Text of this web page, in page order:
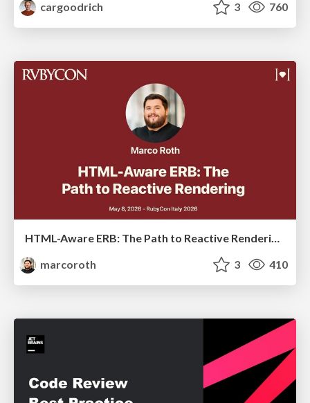
cargoodrich
3 760
HTML-Aware ERB: The Path to Reactive Rendering @ RubyCon 2026, Rimini, Italy
marcoroth
3 410